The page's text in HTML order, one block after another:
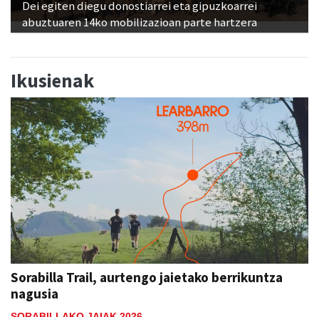
Dei egiten diegu donostiarrei eta gipuzkoarrei
abuztuaren 14ko mobilizazioan parte hartzera
Ikusienak
Sorabilla Trail, aurtengo jaietako berrikuntza
nagusia